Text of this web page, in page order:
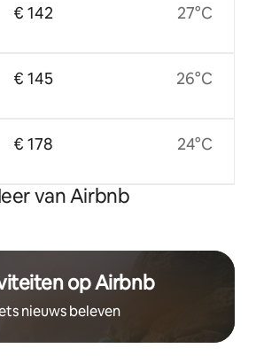
€ 142
€ 145
€ 178
27°C
26°C
24°C
van Airbnb
op Airbnb
nieuws beleven